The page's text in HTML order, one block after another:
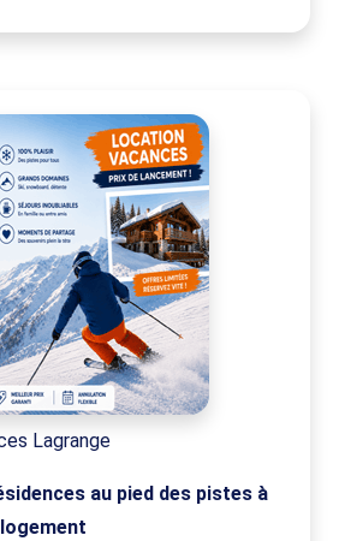
Lagrange
au pied des pistes à